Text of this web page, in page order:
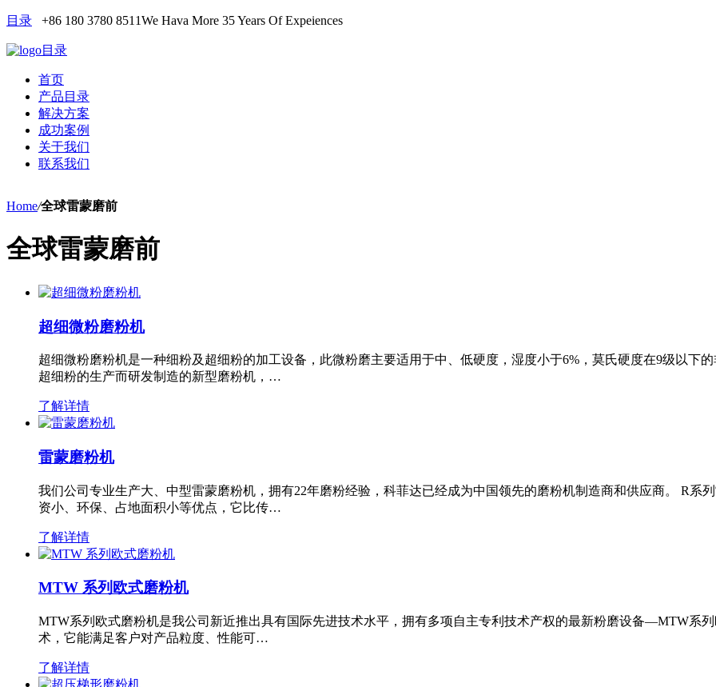
目录 +86 180 3780 8511We Hava More 35 Years Of Expeiences
目录
首页
产品目录
解决方案
成功案例
关于我们
联系我们
Home/全球雷蒙磨前
全球雷蒙磨前
超细微粉磨粉机
超细微粉磨粉机是一种细粉及超细粉的加工设备，此微粉磨主要适用于中、低硬度，湿度小于6%，莫氏硬度在9级以下
超细粉的生产而研发制造的新型磨粉机，…
了解详情
雷蒙磨粉机
我们公司专业生产大、中型雷蒙磨粉机，拥有22年磨粉经验，科菲达已经成为中国领先的磨粉机制造商和供应商。 R系
资小、环保、占地面积小等优点，它比传…
了解详情
MTW 系列欧式磨粉机
MTW系列欧式磨粉机是我公司新近推出具有国际先进技术水平，拥有多项自主专利技术产权的最新粉磨设备—MTW系
术，它能满足客户对产品粒度、性能可…
了解详情